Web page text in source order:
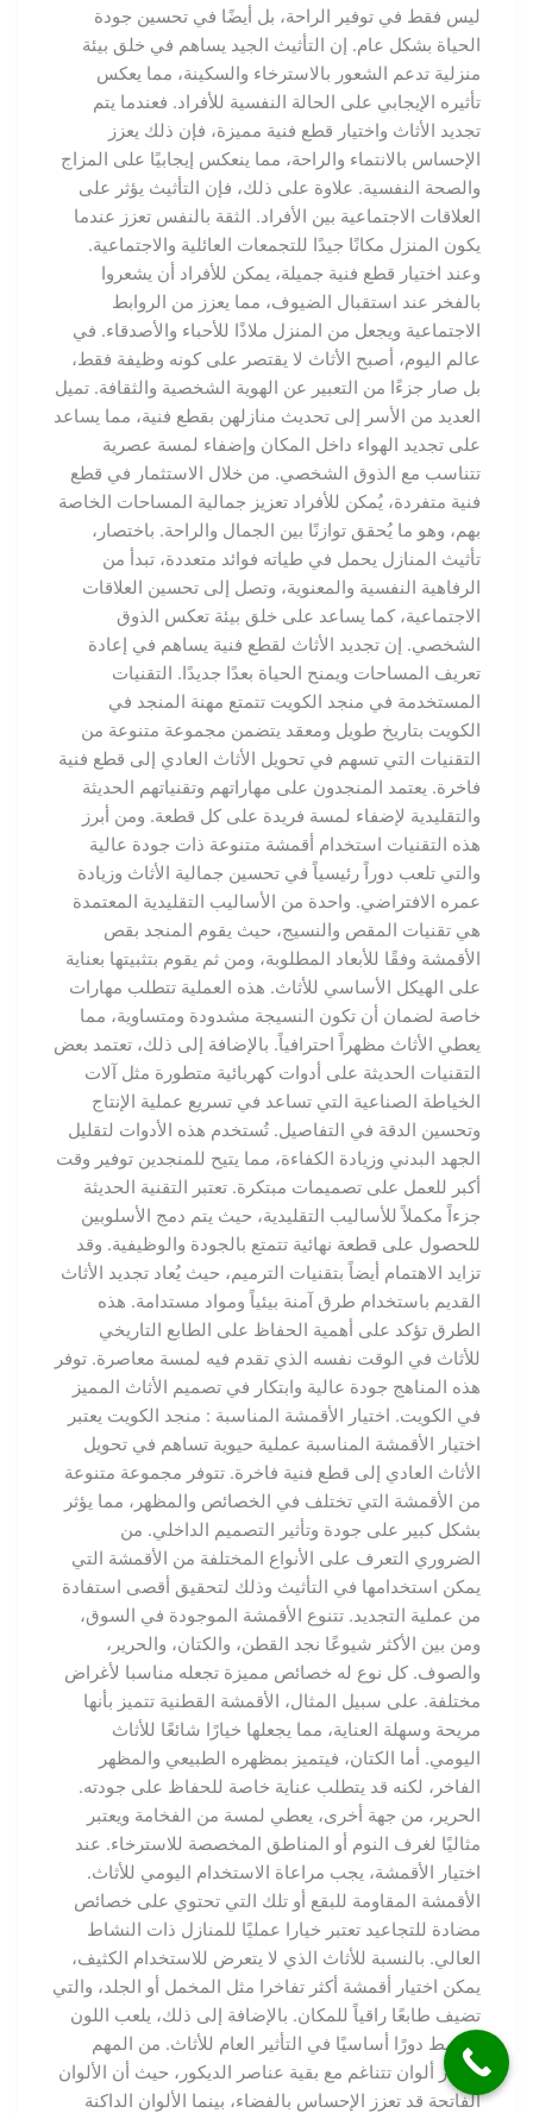
ليس فقط في توفير الراحة، بل أيضًا في تحسين جودة
الحياة بشكل عام. إن التأثيث الجيد يساهم في خلق بيئة
منزلية تدعم الشعور بالاسترخاء والسكينة، مما يعكس
تأثيره الإيجابي على الحالة النفسية للأفراد. فعندما يتم
تجديد الأثاث واختيار قطع فنية مميزة، فإن ذلك يعزز
الإحساس بالانتماء والراحة، مما ينعكس إيجابيًا على المزاج
والصحة النفسية. علاوة على ذلك، فإن التأثيث يؤثر على
العلاقات الاجتماعية بين الأفراد. الثقة بالنفس تعزز عندما
يكون المنزل مكانًا جيدًا للتجمعات العائلية والاجتماعية.
وعند اختيار قطع فنية جميلة، يمكن للأفراد أن يشعروا
بالفخر عند استقبال الضيوف، مما يعزز من الروابط
الاجتماعية ويجعل من المنزل ملاذًا للأحباء والأصدقاء. في
عالم اليوم، أصبح الأثاث لا يقتصر على كونه وظيفة فقط،
بل صار جزءًا من التعبير عن الهوية الشخصية والثقافة. تميل
العديد من الأسر إلى تحديث منازلهن بقطع فنية، مما يساعد
على تجديد الهواء داخل المكان وإضفاء لمسة عصرية
تتناسب مع الذوق الشخصي. من خلال الاستثمار في قطع
فنية متفردة، يُمكن للأفراد تعزيز جمالية المساحات الخاصة
بهم، وهو ما يُحقق توازنًا بين الجمال والراحة. باختصار،
تأثيث المنازل يحمل في طياته فوائد متعددة، تبدأ من
الرفاهية النفسية والمعنوية، وتصل إلى تحسين العلاقات
الاجتماعية، كما يساعد على خلق بيئة تعكس الذوق
الشخصي. إن تجديد الأثاث لقطع فنية يساهم في إعادة
تعريف المساحات ويمنح الحياة بعدًا جديدًا. التقنيات
المستخدمة في منجد الكويت تتمتع مهنة المنجد في
الكويت بتاريخ طويل ومعقد يتضمن مجموعة متنوعة من
التقنيات التي تسهم في تحويل الأثاث العادي إلى قطع فنية
فاخرة. يعتمد المنجدون على مهاراتهم وتقنياتهم الحديثة
والتقليدية لإضفاء لمسة فريدة على كل قطعة. ومن أبرز
هذه التقنيات استخدام أقمشة متنوعة ذات جودة عالية
والتي تلعب دوراً رئيسياً في تحسين جمالية الأثاث وزيادة
عمره الافتراضي. واحدة من الأساليب التقليدية المعتمدة
هي تقنيات المقص والنسيج، حيث يقوم المنجد بقص
الأقمشة وفقًا للأبعاد المطلوبة، ومن ثم يقوم بتثبيتها بعناية
على الهيكل الأساسي للأثاث. هذه العملية تتطلب مهارات
خاصة لضمان أن تكون النسيجة مشدودة ومتساوية، مما
يعطي الأثاث مظهراً احترافياً. بالإضافة إلى ذلك، تعتمد بعض
التقنيات الحديثة على أدوات كهربائية متطورة مثل آلات
الخياطة الصناعية التي تساعد في تسريع عملية الإنتاج
وتحسين الدقة في التفاصيل. تُستخدم هذه الأدوات لتقليل
الجهد البدني وزيادة الكفاءة، مما يتيح للمنجدين توفير وقت
أكبر للعمل على تصميمات مبتكرة. تعتبر التقنية الحديثة
جزءاً مكملاً للأساليب التقليدية، حيث يتم دمج الأسلوبين
للحصول على قطعة نهائية تتمتع بالجودة والوظيفية. وقد
تزايد الاهتمام أيضاً بتقنيات الترميم، حيث يُعاد تجديد الأثاث
القديم باستخدام طرق آمنة بيئياً ومواد مستدامة. هذه
الطرق تؤكد على أهمية الحفاظ على الطابع التاريخي
للأثاث في الوقت نفسه الذي تقدم فيه لمسة معاصرة. توفر
هذه المناهج جودة عالية وابتكار في تصميم الأثاث المميز
في الكويت. اختيار الأقمشة المناسبة : منجد الكويت يعتبر
اختيار الأقمشة المناسبة عملية حيوية تساهم في تحويل
الأثاث العادي إلى قطع فنية فاخرة. تتوفر مجموعة متنوعة
من الأقمشة التي تختلف في الخصائص والمظهر، مما يؤثر
بشكل كبير على جودة وتأثير التصميم الداخلي. من
الضروري التعرف على الأنواع المختلفة من الأقمشة التي
يمكن استخدامها في التأثيث وذلك لتحقيق أقصى استفادة
من عملية التجديد. تتنوع الأقمشة الموجودة في السوق،
ومن بين الأكثر شيوعًا نجد القطن، والكتان، والحرير،
والصوف. كل نوع له خصائص مميزة تجعله مناسبا لأغراض
مختلفة. على سبيل المثال، الأقمشة القطنية تتميز بأنها
مريحة وسهلة العناية، مما يجعلها خيارًا شائعًا للأثاث
اليومي. أما الكتان، فيتميز بمظهره الطبيعي والمظهر
الفاخر، لكنه قد يتطلب عناية خاصة للحفاظ على جودته.
الحرير، من جهة أخرى، يعطي لمسة من الفخامة ويعتبر
مثاليًا لغرف النوم أو المناطق المخصصة للاسترخاء. عند
اختيار الأقمشة، يجب مراعاة الاستخدام اليومي للأثاث.
الأقمشة المقاومة للبقع أو تلك التي تحتوي على خصائص
مضادة للتجاعيد تعتبر خيارا عمليًا للمنازل ذات النشاط
العالي. بالنسبة للأثاث الذي لا يتعرض للاستخدام الكثيف،
يمكن اختيار أقمشة أكثر تفاخرا مثل المخمل أو الجلد، والتي
تضيف طابعًا راقياً للمكان. بالإضافة إلى ذلك، يلعب اللون
والنمط دورًا أساسيًا في التأثير العام للأثاث. من المهم
اختيار ألوان تتناغم مع بقية عناصر الديكور، حيث أن الألوان
الفاتحة قد تعزز الإحساس بالفضاء، بينما الألوان الداكنة